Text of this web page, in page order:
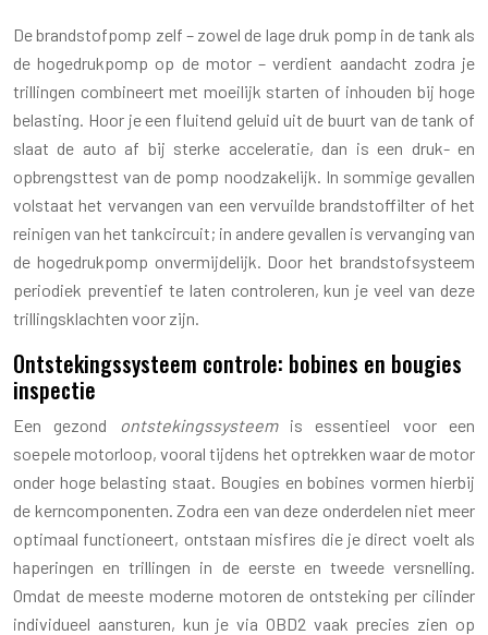
De brandstofpomp zelf – zowel de lage druk pomp in de tank als
de hogedrukpomp op de motor – verdient aandacht zodra je
trillingen combineert met moeilijk starten of inhouden bij hoge
belasting. Hoor je een fluitend geluid uit de buurt van de tank of
slaat de auto af bij sterke acceleratie, dan is een druk- en
opbrengsttest van de pomp noodzakelijk. In sommige gevallen
volstaat het vervangen van een vervuilde brandstoffilter of het
reinigen van het tankcircuit; in andere gevallen is vervanging van
de hogedrukpomp onvermijdelijk. Door het brandstofsysteem
periodiek preventief te laten controleren, kun je veel van deze
trillingsklachten voor zijn.
Ontstekingssysteem controle: bobines en bougies
inspectie
Een gezond ontstekingssysteemis essentieel voor een
soepele motorloop, vooral tijdens het optrekken waar de motor
onder hoge belasting staat. Bougies en bobines vormen hierbij
de kerncomponenten. Zodra een van deze onderdelen niet meer
optimaal functioneert, ontstaan misfires die je direct voelt als
haperingen en trillingen in de eerste en tweede versnelling.
Omdat de meeste moderne motoren de ontsteking per cilinder
individueel aansturen, kun je via OBD2 vaak precies zien op